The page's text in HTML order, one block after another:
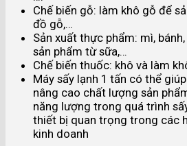
Chế biến gỗ: làm khô gỗ để
đồ gỗ,…
Sản xuất thực phẩm: mì,
sản phẩm từ sữa,…
Chế biến thuốc: khô và làm
Máy sấy lạnh 1 tấn có thể
nâng cao chất lượng sản
năng lượng trong quá trình
thiết bị quan trọng trong các
kinh doanh